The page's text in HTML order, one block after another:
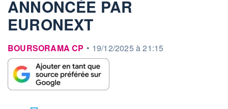
ANNONCÉE PAR
EURONEXT
information fournie par
BOURSORAMA CP • 19/12/2025 à 21:15